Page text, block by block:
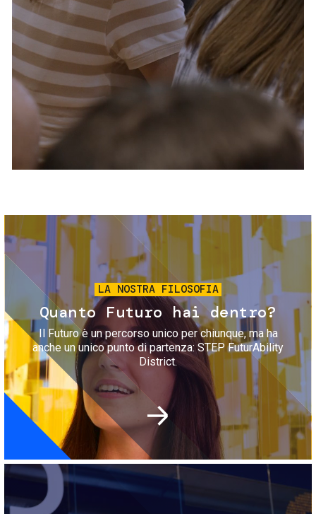
Servizi e accessibilità
Contatti
FAQ
Biglietti
Immagine
LA NOSTRA FILOSOFIA
Quanto Futuro hai dentro?
Il Futuro è un percorso unico per chiunque, ma ha
anche un unico punto di partenza: STEP FuturAbility
District.
Immagine